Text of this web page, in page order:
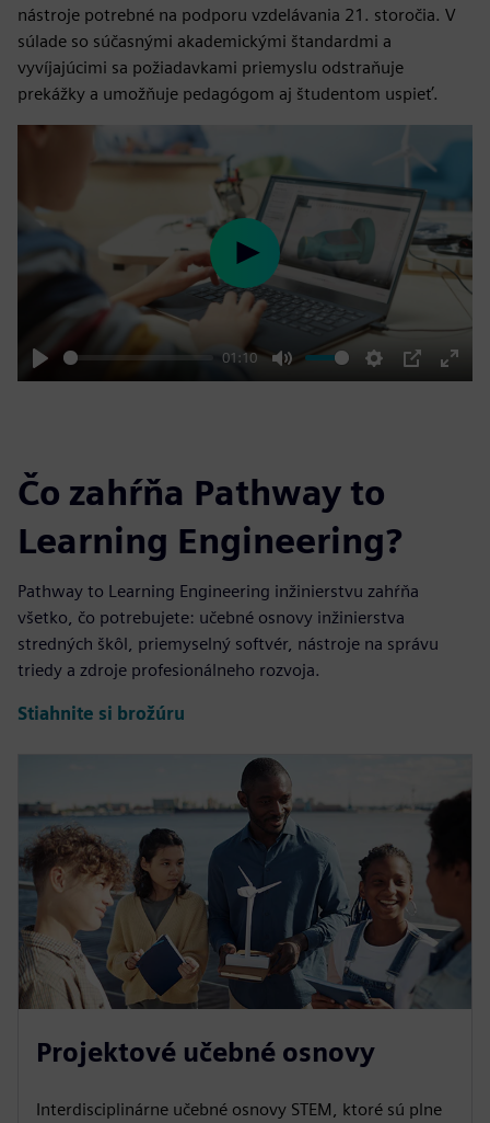
nástroje potrebné na podporu vzdelávania 21. storočia. V
súlade so súčasnými akademickými štandardmi a
vyvíjajúcimi sa požiadavkami priemyslu odstraňuje
prekážky a umožňuje pedagógom aj študentom uspieť.
Play
01:10
Mute Settings
PIP
Enter
Play
Čo zahŕňa Pathway to
Learning Engineering?
Pathway to Learning Engineering inžinierstvu zahŕňa
všetko, čo potrebujete: učebné osnovy inžinierstva
stredných škôl, priemyselný softvér, nástroje na správu
triedy a zdroje profesionálneho rozvoja.
Stiahnite si brožúru
Projektové učebné osnovy
Interdisciplinárne učebné osnovy STEM, ktoré sú plne